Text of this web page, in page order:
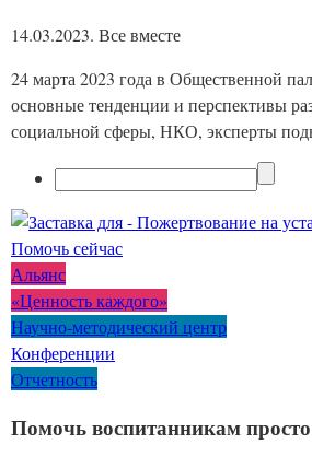
14.03.2023. Все вместе
24 марта 2023 года в Общественной
основные тенденции и перспективы
социальной сферы, НКО, эксперты
Помочь сейчас
Альянс
«Ценность каждого»
Научно-методический центр
Конференции
Отчетность
Помочь воспитанникам